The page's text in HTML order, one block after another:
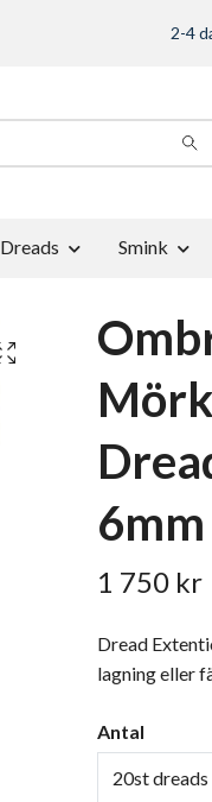
2-4
Dreads Smink
1 750 kr
Dread
lagning eller
Antal
20st dreads